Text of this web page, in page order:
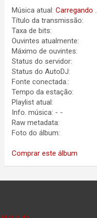
Música atual:Carregando
Título da transmissão:
Taxa de bits:
Ouvintes atualmente:
Máximo de ouvintes:
Status do servidor:
Status do AutoDJ:
Fonte conectada.:
Tempo da estação:
Playlist atual:
Info. música: - -
Raw metadata:
Foto do álbum:
Comprar este álbum